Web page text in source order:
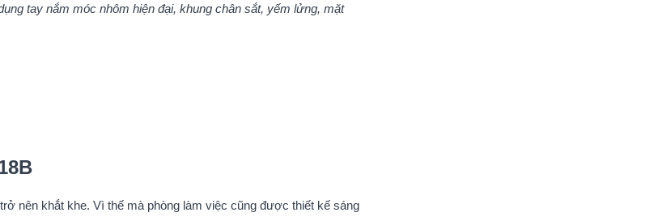
tay nắm móc nhôm hiện đại, khung chân sắt, yếm lửng, mặt
nên khắt khe. Vì thế mà phòng làm việc cũng được thiết kế sáng